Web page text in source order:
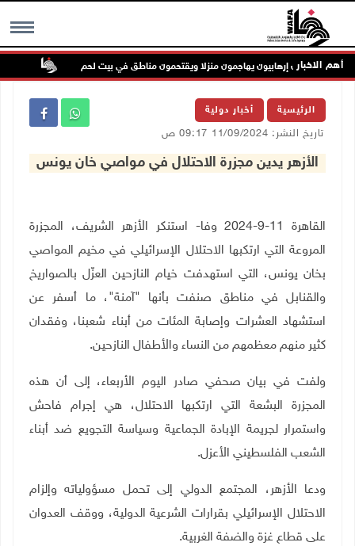
MENU أهم الاخبار
مستعمرون إرهابيون يهاجمون منزلا ويقتحمون مناطق في بيت لحم
الرئيسية أخبار دولية
تاريخ النشر: 11/09/2024 09:17 ص
الأزهر يدين مجزرة الاحتلال في مواصي خان يونس
القاهرة 11-9-2024 وفا- استنكر الأزهر الشريف، المجزرة
المروعة التي ارتكبها الاحتلال الإسرائيلي في مخيم المواصي
بخان يونس، التي استهدفت خيام النازحين العزّل بالصواريخ
والقنابل في مناطق صنفت بأنها "آمنة"، ما أسفر عن
استشهاد العشرات وإصابة المئات من أبناء شعبنا، ‏وفقدان
كثير منهم معظمهم من النساء والأطفال النازحين.
ولفت في بيان صحفي صادر اليوم الأربعاء، إلى أن هذه
المجزرة البشعة التي ارتكبها الاحتلال، هي إجرام فاحش
واستمرار لجريمة الإبادة الجماعية ‏وسياسة التجويع ضد أبناء
الشعب الفلسطيني الأعزل.
ودعا الأزهر، المجتمع الدولي إلى تحمل مسؤولياته وإلزام
الاحتلال الإسرائيلي بقرارات الشرعية الدولية، ووقف العدوان
على قطاع غزة والضفة الغربية.